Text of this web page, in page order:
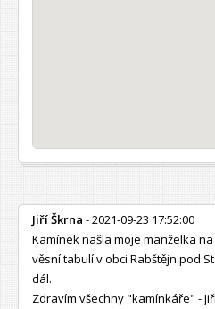
Jiří Škrna - 2021-09-23 17:52:00
Kamínek našla moje manželka
věsní tabulí v obci Rabštějn pod
dál.
Zdravím všechny "kamínkáře" -